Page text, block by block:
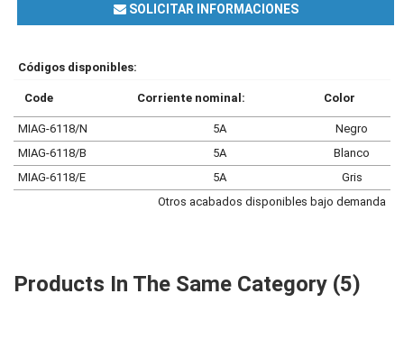
SOLICITAR INFORMACIONES
Códigos disponibles:
Code Corriente nominal: Color
MIAG-6118/N 5A
Negro
MIAG-6118/B
5A
Blanco
MIAG-6118/E
5A
Gris
Otros acabados disponibles bajo demanda
Products In The Same Category (5)